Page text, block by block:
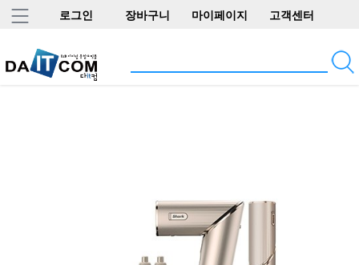
로그인 장바구니 마이페이지 고객센터